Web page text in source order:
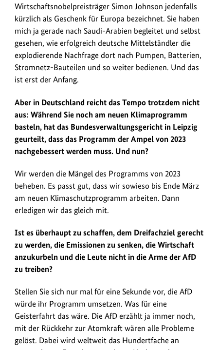
Wirtschaftsnobelpreisträger Simon Johnson jedenfalls
kürzlich als Geschenk für Europa bezeichnet. Sie haben
mich ja gerade nach Saudi-Arabien begleitet und selbst
gesehen, wie erfolgreich deutsche Mittelständler die
explodierende Nachfrage dort nach Pumpen, Batterien,
Stromnetz-Bauteilen und so weiter bedienen. Und das
ist erst der Anfang.
Aber in Deutschland reicht das Tempo trotzdem nicht
aus: Während Sie noch am neuen Klimaprogramm
basteln, hat das Bundesverwaltungsgericht in Leipzig
geurteilt, dass das Programm der Ampel von 2023
nachgebessert werden muss. Und nun?
Wir werden die Mängel des Programms von 2023
beheben. Es passt gut, dass wir sowieso bis Ende März
am neuen Klimaschutzprogramm arbeiten. Dann
erledigen wir das gleich mit.
Ist es überhaupt zu schaffen, dem Dreifachziel gerecht
zu werden, die Emissionen zu senken, die Wirtschaft
anzukurbeln und die Leute nicht in die Arme der AfD
zu treiben?
Stellen Sie sich nur mal für eine Sekunde vor, die AfD
würde ihr Programm umsetzen. Was für eine
Geisterfahrt das wäre. Die AfD erzählt ja immer noch,
mit der Rückkehr zur Atomkraft wären alle Probleme
gelöst. Dabei wird weltweit das Hundertfache an